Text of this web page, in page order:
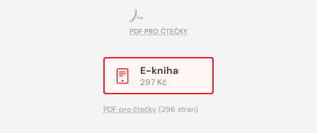
PDF PRO ČTEČKY
E-kniha
297 Kč
PDF pro čtečky (296 stran)